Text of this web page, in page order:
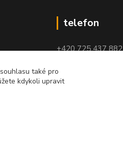
telefon
+420 725 437 882
+420 727 880 789
také pro
kdykoli upravit